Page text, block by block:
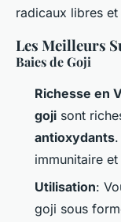
radicaux libres
Les Meilleurs
Baies de Goji
Richesse en
goji sont
antioxydants
immunitaire
Utilisation:
goji sous